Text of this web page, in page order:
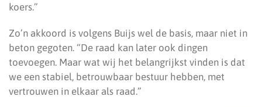
koers.”
Zo’n akkoord is volgens Buijs wel de basis, maar niet in
beton gegoten. “De raad kan later ook dingen
toevoegen. Maar wat wij het belangrijkst vinden is dat
we een stabiel, betrouwbaar bestuur hebben, met
vertrouwen in elkaar als raad.”